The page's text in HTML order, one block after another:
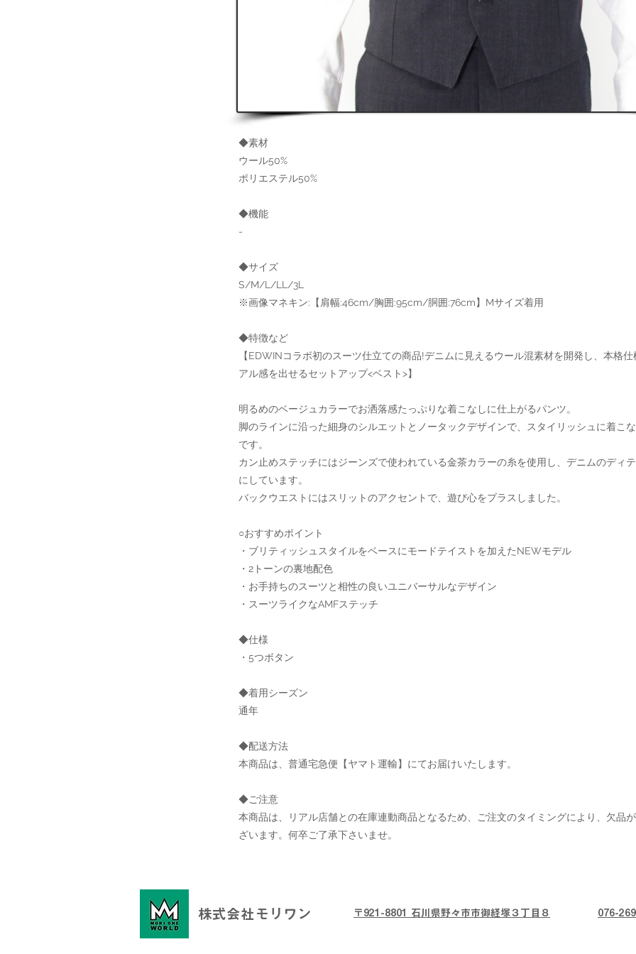
◆素材
ウール50%
ポリエステル50%
◆機能
-
◆サイズ
S/M/L/LL/3L
※画像マネキン:【肩幅:46cm/胸囲:95cm/胴囲:76cm】Mサイズ着用
◆特徴など
【EDWINコラボ初のスーツ仕立ての商品!デニムに見えるウール混素材を開発し、本格
アル感を出せるセットアップ<ベスト>】
明るめのベージュカラーでお洒落感たっぷりな着こなしに仕上がるパンツ。
脚のラインに沿った細身のシルエットとノータックデザインで、スタイリッシュに着こ
です。
カン止めステッチにはジーンズで使われている金茶カラーの糸を使用し、デニムのディ
にしています。
バックウエストにはスリットのアクセントで、遊び心をプラスしました。
○おすすめポイント
・ブリティッシュスタイルをベースにモードテイストを加えたNEWモデル
・2トーンの裏地配色
・お手持ちのスーツと相性の良いユニバーサルなデザイン
・スーツライクなAMFステッチ
◆仕様
・5つボタン
◆着用シーズン
通年
◆配送方法
本商品は、普通宅急便【ヤマト運輸】にてお届けいたします。
◆ご注意
本商品は、リアル店舗との在庫連動商品となるため、ご注文のタイミングにより、欠品
ざいます。何卒ご了承下さいませ。
株式会社モリワン 〒921-8801 石川県野々市市御経塚３丁目８ 076-